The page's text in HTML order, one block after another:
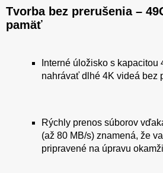
Tvorba bez prerušenia –
pamäť
Interné úložisko s kapacitou
nahrávať dlhé 4K videá bez
Rýchly prenos súborov
(až 80 MB/s) znamená, že
pripravené na úpravu